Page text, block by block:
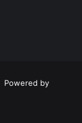
Powered by